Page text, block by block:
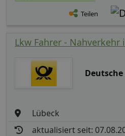
Teilen
Lkw Fahrer -
Deutsche
Lübeck
aktualisiert seit: